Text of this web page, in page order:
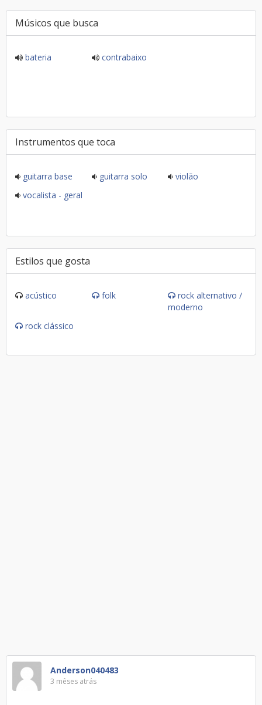
Músicos que busca
bateria contrabaixo
Instrumentos que toca
guitarra base guitarra solo
violão
vocalista - geral
Estilos que gosta
acústico folk
rock alternativo /
moderno
rock clássico
Anderson040483
3 mêses atrás